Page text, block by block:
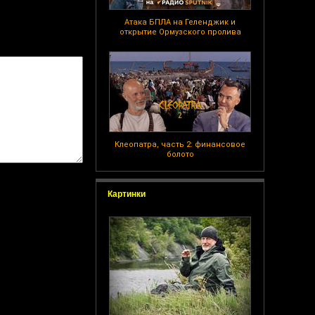
Атака БПЛА на Геленджик и
открытие Ормузского пролива
Клеопатра, часть 2: финансовое
болото
Картинки